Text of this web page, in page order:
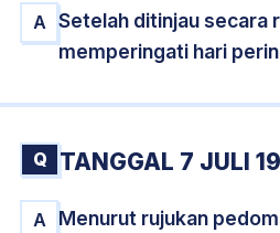
A
Setelah ditinjau secara
memperingati hari
Q TANGGAL 7 JULI
A
Menurut rujukan